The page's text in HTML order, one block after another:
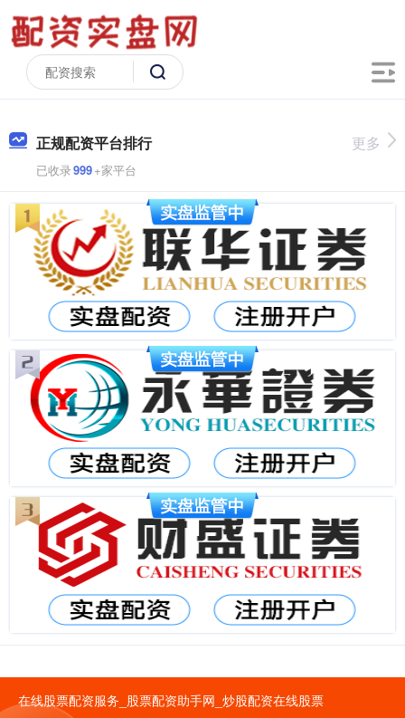
正规配资平台排行
已收录999+家平台
更多
在线股票配资服务_股票配资助手网_炒股配资在线股票